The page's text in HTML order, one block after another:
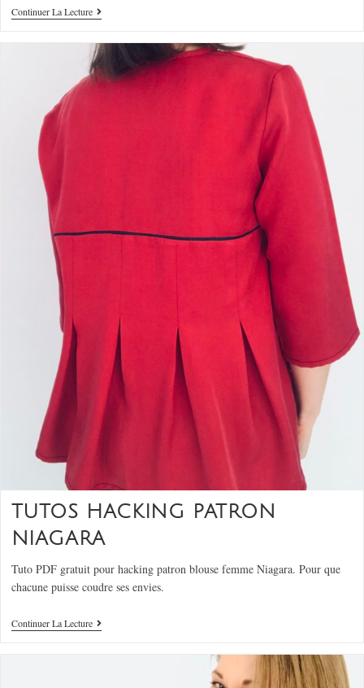
Continuer La Lecture
TUTOS HACKING PATRON
NIAGARA
Tuto PDF gratuit pour hacking patron blouse femme Niagara. Pour que
chacune puisse coudre ses envies.
Continuer La Lecture